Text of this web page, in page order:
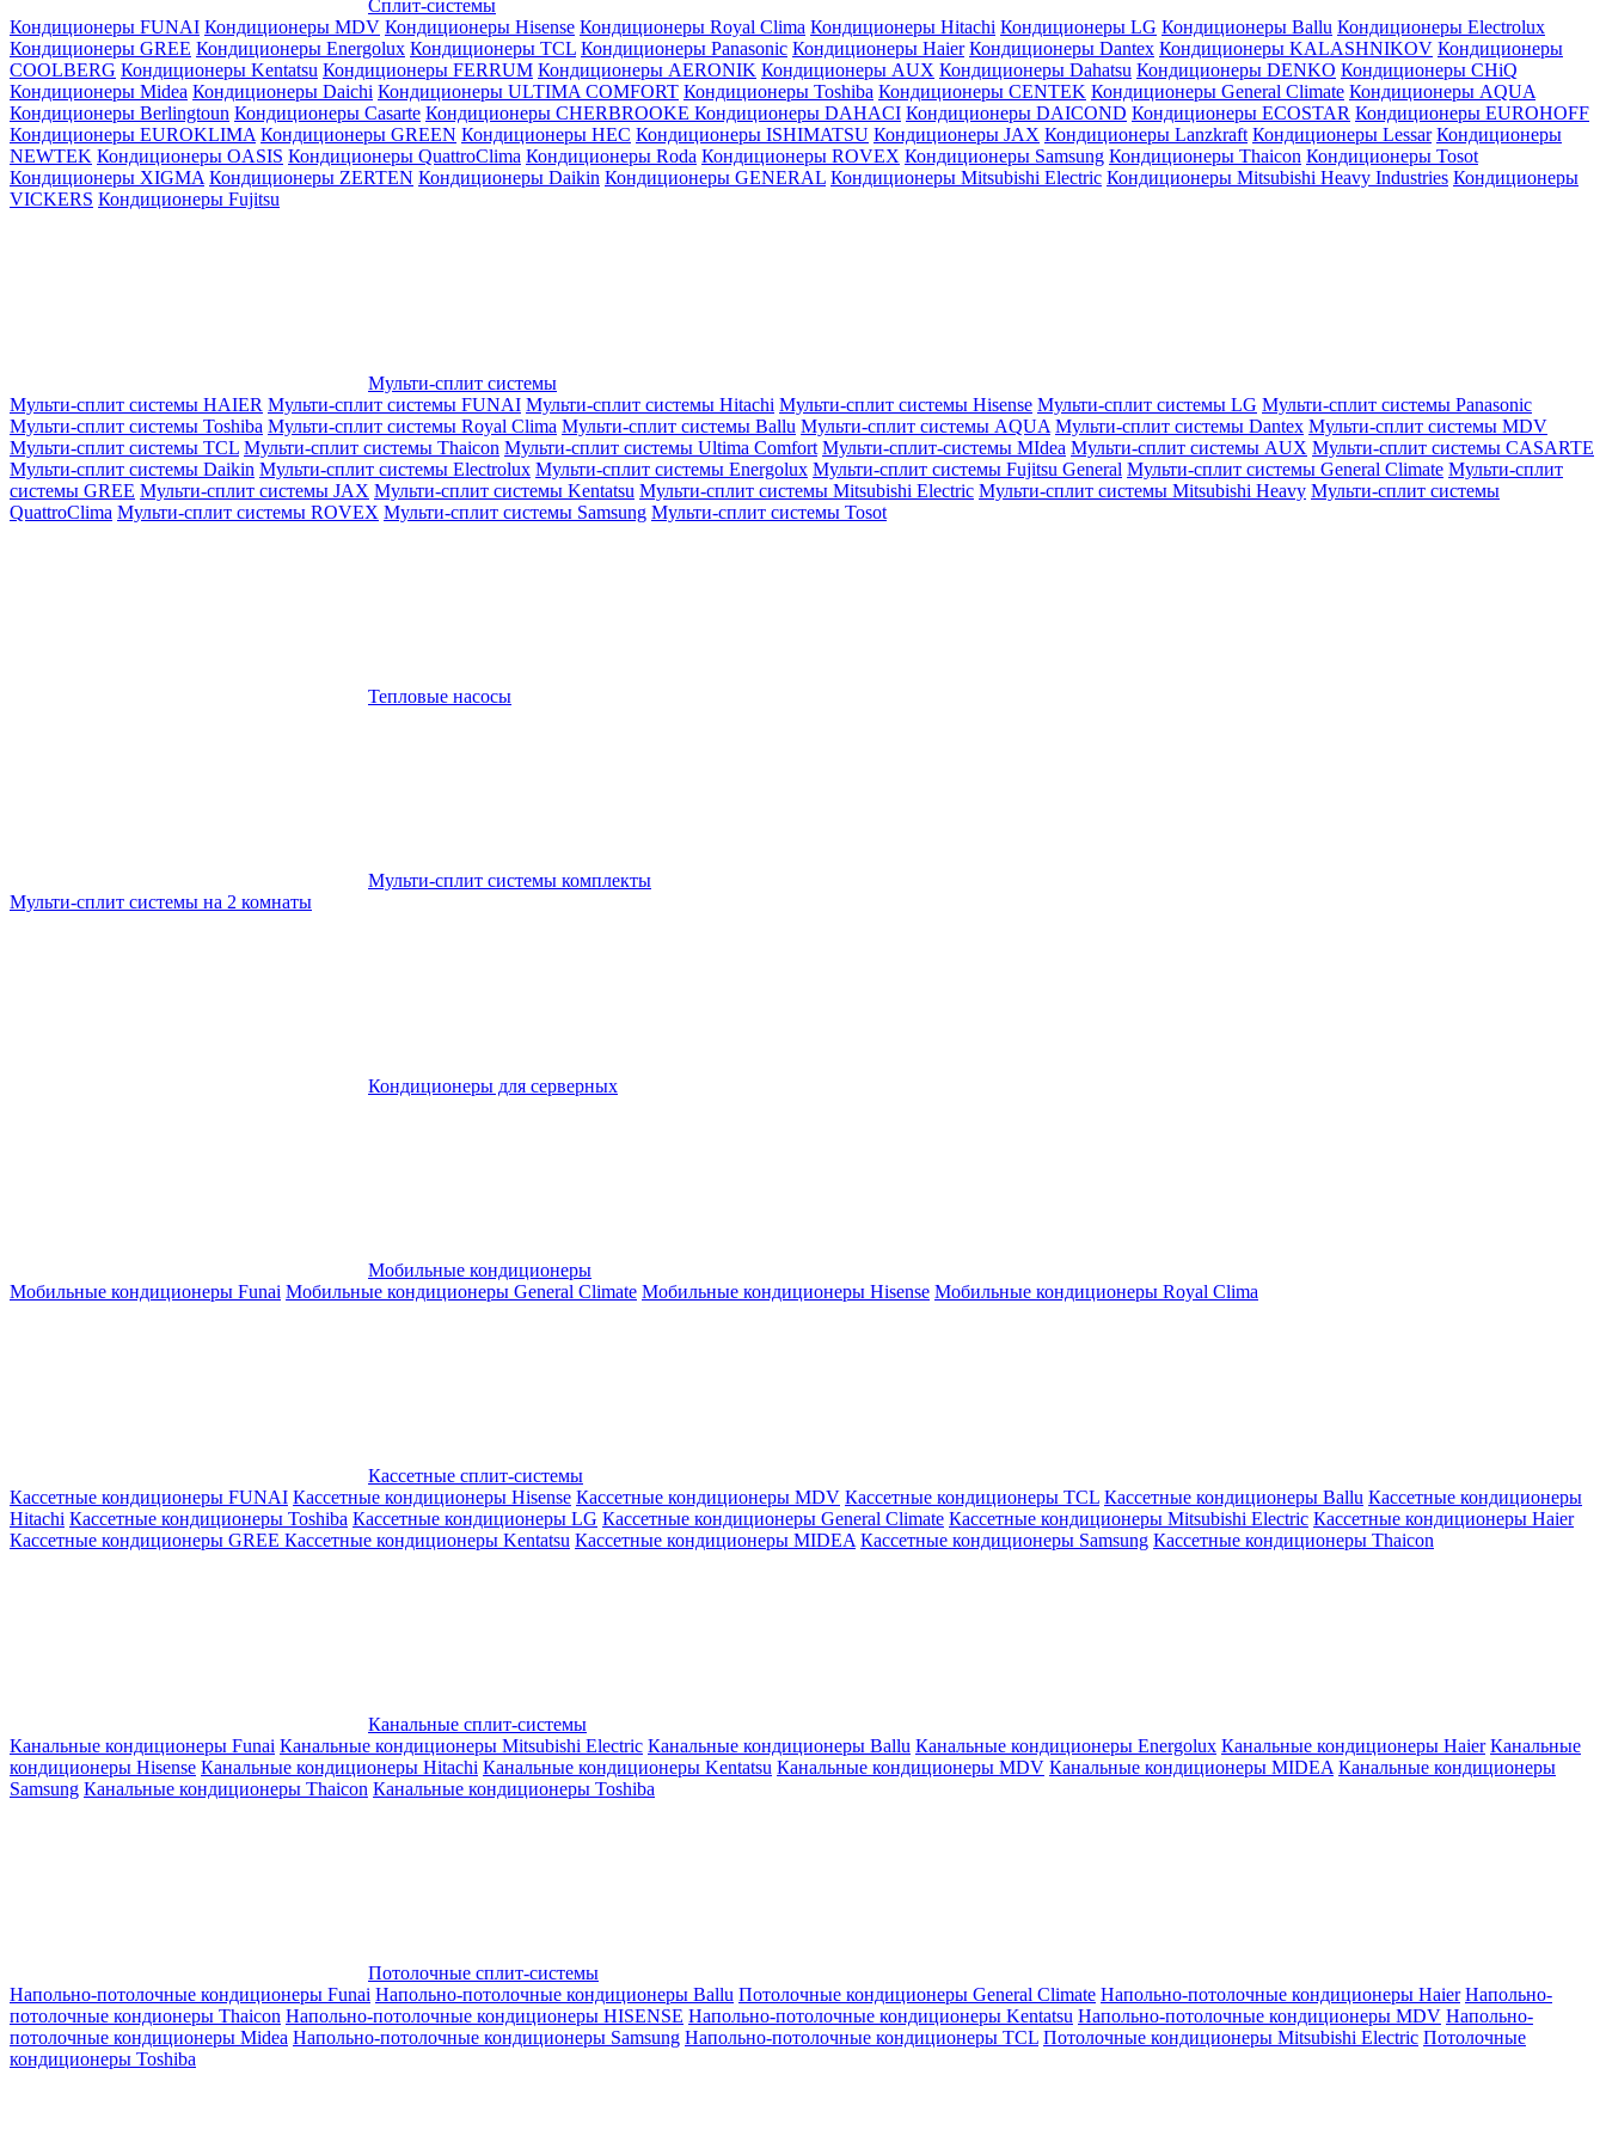
Сплит-системы
Кондиционеры FUNAI Кондиционеры MDV Кондиционеры Hisense Кондиционеры Royal Clima Кондиционеры Hitachi Кондиционеры LG Кондиционеры Ballu Кондиционеры Electrolux
Кондиционеры GREE Кондиционеры Energolux Кондиционеры TCL Кондиционеры Panasonic Кондиционеры Haier Кондиционеры Dantex Кондиционеры KALASHNIKOV Кондиционеры
СOOLBERG Кондиционеры Kentatsu Кондиционеры FERRUM Кондиционеры AERONIK Кондиционеры AUX Кондиционеры Dahatsu Кондиционеры DENKO Кондиционеры CHiQ
Кондиционеры Midea Кондиционеры Daichi Кондиционеры ULTIMA COMFORT Кондиционеры Toshiba Кондиционеры CENTEK Кондиционеры General Climate Кондиционеры AQUA
Кондиционеры Berlingtoun Кондиционеры Casarte Кондиционеры CHERBROOKE Кондиционеры DAHACI Кондиционеры DAICOND Кондиционеры ECOSTAR Кондиционеры EUROHOFF
Кондиционеры EUROKLIMA Кондиционеры GREEN Кондиционеры HEC Кондиционеры ISHIMATSU Кондиционеры JAX Кондиционеры Lanzkraft Кондиционеры Lessar Кондиционеры
NEWTEK Кондиционеры OASIS Кондиционеры QuattroClima Кондиционеры Roda Кондиционеры ROVEX Кондиционеры Samsung Кондиционеры Thaicon Кондиционеры Tosot
Кондиционеры XIGMA Кондиционеры ZERTEN Кондиционеры Daikin Кондиционеры GENERAL Кондиционеры Mitsubishi Electric Кондиционеры Mitsubishi Heavy Industries Кондиционеры
VICKERS Кондиционеры Fujitsu
Мульти-сплит системы
Мульти-сплит системы HAIER Мульти-сплит системы FUNAI Мульти-сплит системы Hitachi Мульти-сплит системы Hisense Мульти-сплит системы LG Мульти-сплит системы Panasonic
Мульти-сплит системы Toshiba Мульти-сплит системы Royal Clima Мульти-сплит системы Ballu Мульти-сплит системы AQUA Мульти-сплит системы Dantex Мульти-сплит системы MDV
Мульти-сплит системы TCL Мульти-сплит системы Thaicon Мульти-сплит системы Ultima Comfort Мульти-сплит-системы MIdea Мульти-сплит системы AUX Мульти-сплит системы CASARTE
Мульти-сплит системы Daikin Мульти-сплит системы Electrolux Мульти-сплит системы Energolux Мульти-сплит системы Fujitsu General Мульти-сплит системы General Climate Мульти-сплит
системы GREE Мульти-сплит системы JAX Мульти-сплит системы Kentatsu Мульти-сплит системы Mitsubishi Electric Мульти-сплит системы Mitsubishi Heavy Мульти-сплит системы
QuattroClima Мульти-сплит системы ROVEX Мульти-сплит системы Samsung Мульти-сплит системы Tosot
Тепловые насосы
Мульти-сплит системы комплекты
Мульти-сплит системы на 2 комнаты
Кондиционеры для серверных
Мобильные кондиционеры
Мобильные кондиционеры Funai Мобильные кондиционеры General Climate Мобильные кондиционеры Hisense Мобильные кондиционеры Royal Clima
Кассетные сплит-системы
Кассетные кондиционеры FUNAI Кассетные кондиционеры Hisense Кассетные кондиционеры MDV Кассетные кондиционеры TCL Кассетные кондиционеры Ballu Кассетные кондиционеры
Hitachi Кассетные кондиционеры Toshiba Кассетные кондиционеры LG Кассетные кондиционеры General Climate Кассетные кондиционеры Mitsubishi Electric Кассетные кондиционеры Haier
Кассетные кондиционеры GREE Кассетные кондиционеры Kentatsu Кассетные кондиционеры MIDEA Кассетные кондиционеры Samsung Кассетные кондиционеры Thaicon
Канальные сплит-системы
Канальные кондиционеры Funai Канальные кондиционеры Mitsubishi Electric Канальные кондиционеры Ballu Канальные кондиционеры Energolux Канальные кондиционеры Haier Канальные
кондиционеры Hisense Канальные кондиционеры Hitachi Канальные кондиционеры Kentatsu Канальные кондиционеры MDV Канальные кондиционеры MIDEA Канальные кондиционеры
Samsung Канальные кондиционеры Thaicon Канальные кондиционеры Toshiba
Потолочные сплит-системы
Напольно-потолочные кондиционеры Funai Напольно-потолочные кондиционеры Ballu Потолочные кондиционеры General Climate Напольно-потолочные кондиционеры Haier Напольно-
потолочные кондионеры Thaicon Напольно-потолочные кондиционеры HISENSE Напольно-потолочные кондиционеры Kentatsu Напольно-потолочные кондиционеры MDV Напольно-
потолочные кондиционеры Midea Напольно-потолочные кондиционеры Samsung Напольно-потолочные кондиционеры TCL Потолочные кондиционеры Mitsubishi Electric Потолочные
кондиционеры Toshiba